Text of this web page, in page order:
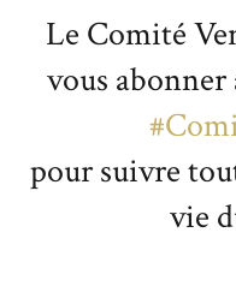
Le Comité
vous abonner
pour suivre
vie